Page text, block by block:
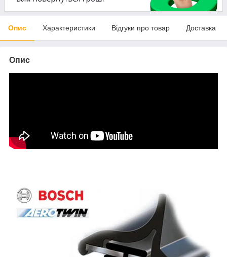
Опис Характеристики Відгуки про товар Доставка
Опис